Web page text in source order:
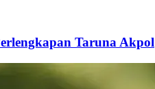
Taruna Akpol